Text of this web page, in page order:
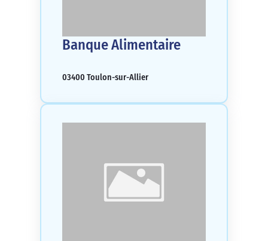
Banque Alimentaire
03400 Toulon-sur-Allier